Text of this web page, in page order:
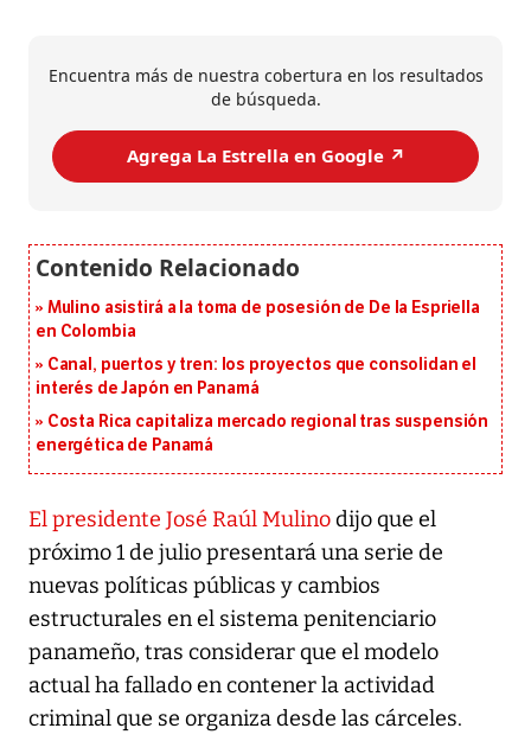
Encuentra más de nuestra cobertura en los resultados
de búsqueda.
Agrega La Estrella en Google ↗️
Mulino asistirá a la toma de posesión de De la Espriella
en Colombia
Canal, puertos y tren: los proyectos que consolidan el
interés de Japón en Panamá
Costa Rica capitaliza mercado regional tras suspensión
energética de Panamá
El presidente José Raúl Mulinodijo que el
próximo 1 de julio presentará una serie de
nuevas políticas públicas y cambios
estructurales en el sistema penitenciario
panameño, tras considerar que el modelo
actual ha fallado en contener la actividad
criminal que se organiza desde las cárceles.